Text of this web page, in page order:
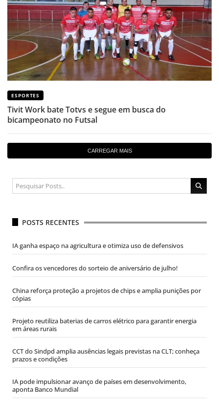
ESPORTES
Tivit Work bate Totvs e segue em busca do
bicampeonato no Futsal
CARREGAR MAIS
POSTS RECENTES
IA ganha espaço na agricultura e otimiza uso de defensivos
Confira os vencedores do sorteio de aniversário de julho!
China reforça proteção a projetos de chips e amplia punições por
cópias
Projeto reutiliza baterias de carros elétrico para garantir energia
em áreas rurais
CCT do Sindpd amplia ausências legais previstas na CLT; conheça
prazos e condições
IA pode impulsionar avanço de países em desenvolvimento,
aponta Banco Mundial